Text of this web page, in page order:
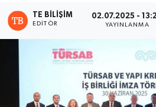
TE BILIŞIM
EDITÖR
02.07.2025 -
YAYINLANMA